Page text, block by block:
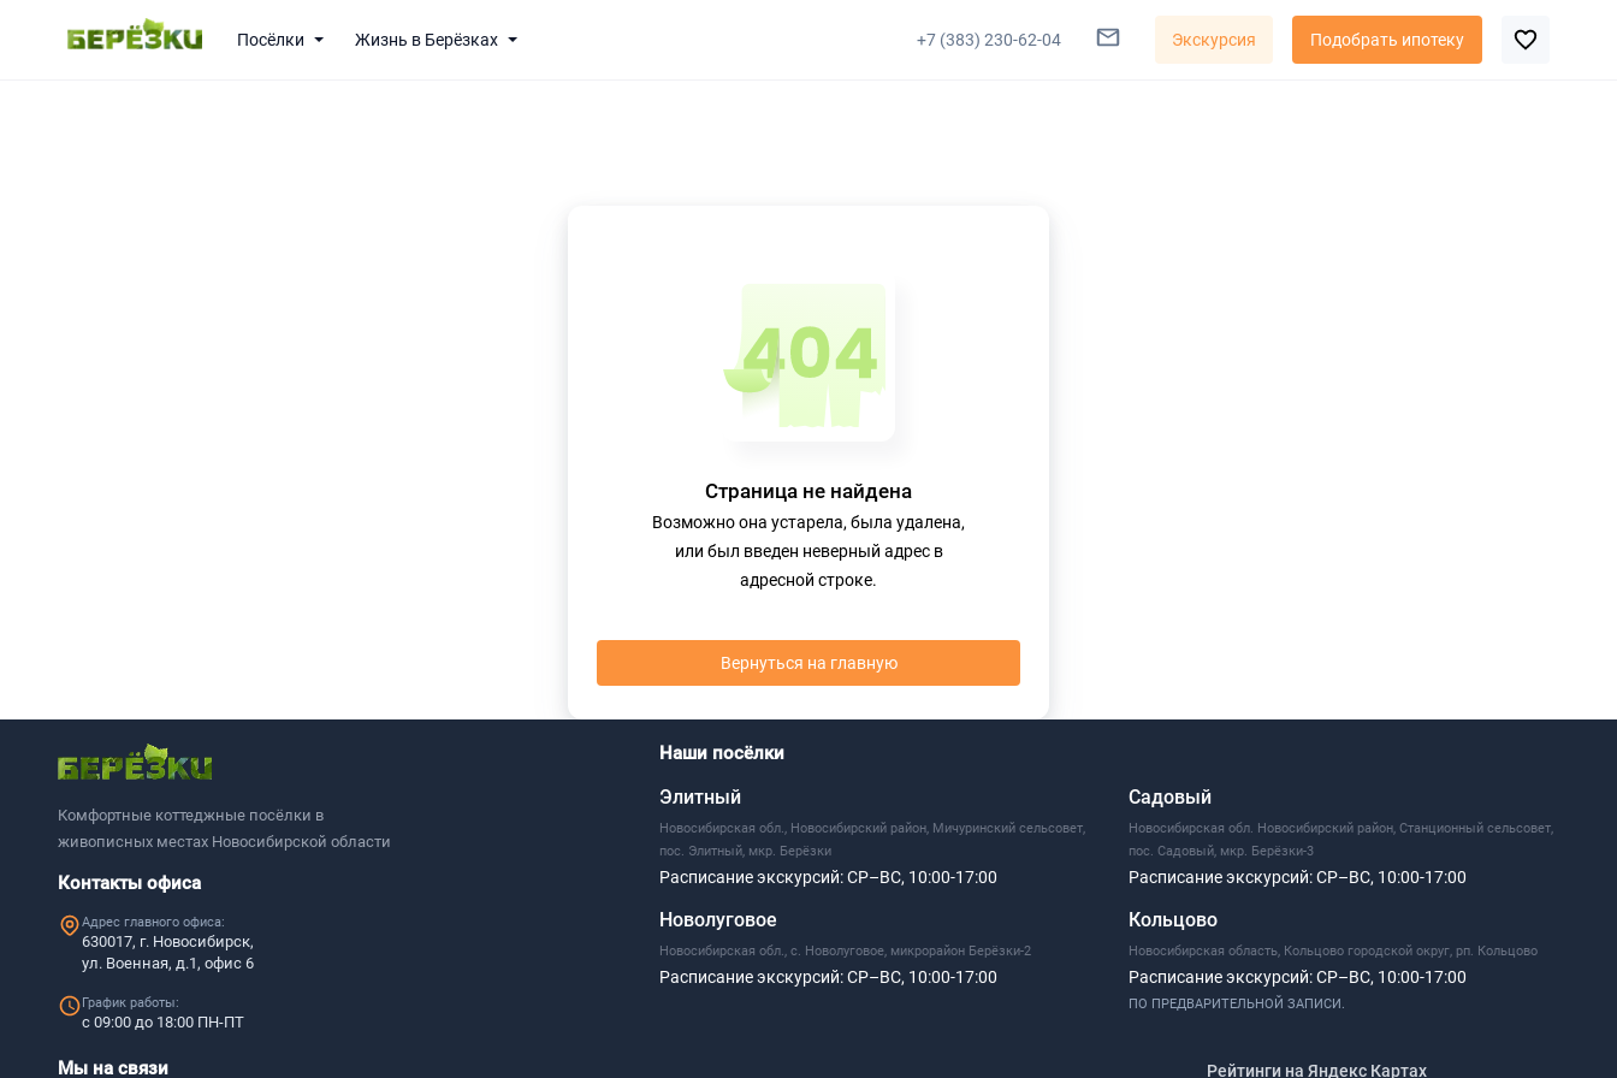
Посёлки Жизнь в Берёзках +7 (383) 230-62-04 Экскурсия Подобрать ипотеку
Страница не найдена
Возможно она устарела, была удалена,
или был введен неверный адрес в
адресной строке.
Вернуться на главную
Комфортные коттеджные посёлки в
живописных местах Новосибирской области
Контакты офиса
Адрес главного офиса:
630017, г. Новосибирск,
ул. Военная, д.1, офис 6
График работы:
с 09:00 до 18:00 ПН-ПТ
Наши посёлки
Элитный
Новосибирская обл., Новосибирский район, Мичуринский сельсовет,
пос. Элитный, мкр. Берёзки
Расписание экскурсий:СР–ВС, 10:00-17:00
Новолуговое
Новосибирская обл., с. Новолуговое, микрорайон Берёзки-2
Расписание экскурсий:СР–ВС, 10:00-17:00
Садовый
Новосибирская обл. Новосибирский район, Станционный сельсовет,
пос. Садовый, мкр. Берёзки-3
Расписание экскурсий:СР–ВС, 10:00-17:00
Кольцово
Новосибирская область, Кольцово городской округ, рп. Кольцово
Расписание экскурсий:СР–ВС, 10:00-17:00
ПО ПРЕДВАРИТЕЛЬНОЙ ЗАПИСИ.
Мы на связи
Рейтинги на Яндекс Картах